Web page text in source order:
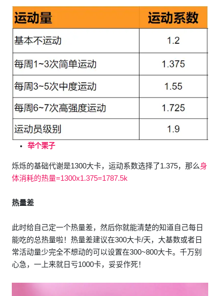
举个栗子
烁烁的基础代谢是1300大卡，运动系数选择了1.375，那么身
体消耗的热量=1300x1.375=1787.5k
热量差
此时给自己定一个热量差，然后你就能清楚的知道自己每日
能吃的总热量啦！热量差建议在300大卡/天，大基数或者日
常活动量少完全不想动的可以设置在300~800大卡。千万别
心急，一上来就日亏1000卡，妥妥作死！